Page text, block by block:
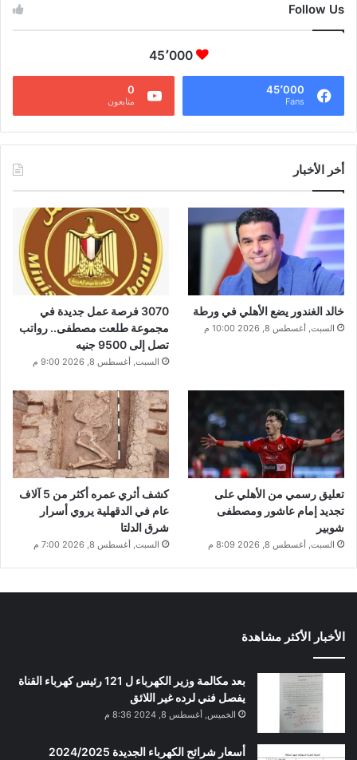
Follow Us
45٬000
45٬000
Fans
0
متابعون
أخر الأخبار
خالد الغندور يضع الأهلي في ورطة
السبت, أغسطس 8, 2026 10:00 م
3070 فرصة عمل جديدة في
مجموعة طلعت مصطفى.. رواتب
تصل إلى 9500 جنيه
السبت, أغسطس 8, 2026 9:00 م
تعليق رسمي من الأهلي على
تجديد إمام عاشور ومصطفى
شوبير
السبت, أغسطس 8, 2026 8:09 م
كشف أثري عمره أكثر من 5 آلاف
عام في الدقهلية يروي أسرار
شرق الدلتا
السبت, أغسطس 8, 2026 7:00 م
الأخبار الأكثر مشاهدة
بعد مكالمة وزير الكهرباء ل 121 رئيس كهرباء القناة
يفصل فني لرده غير اللائق
الخميس, أغسطس 8, 2024 8:36 م
أسعار شرائح الكهرباء الجديدة 2024/2025